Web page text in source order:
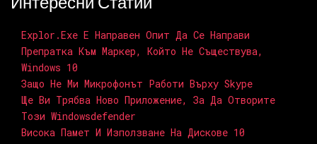
Explor.exe Е Направен Опит Да Се Направи
Препратка Към Маркер, Който Не Съществува,
Windows 10
Защо Не Ми Микрофонът Работи Върху Skype
Ще Ви Трябва Ново Приложение, За Да Отворите
Този Windowsdefender
Висока Памет И Използване На Дискове 10